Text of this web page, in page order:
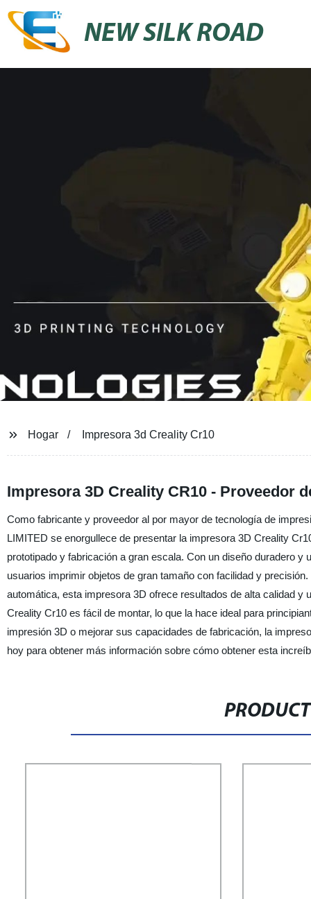
NEW SILK ROAD
Hogar Impresora 3d Creality Cr10
Impresora 3D Creality CR10 - Proveedor
Como fabricante y proveedor al por mayor de tecnología de
LIMITED se enorgullece de presentar la impresora 3D Creality
prototipado y fabricación a gran escala. Con un diseño duradero
usuarios imprimir objetos de gran tamaño con facilidad y
automática, esta impresora 3D ofrece resultados de alta calidad
Creality Cr10 es fácil de montar, lo que la hace ideal para
impresión 3D o mejorar sus capacidades de fabricación, la
hoy para obtener más información sobre cómo obtener esta